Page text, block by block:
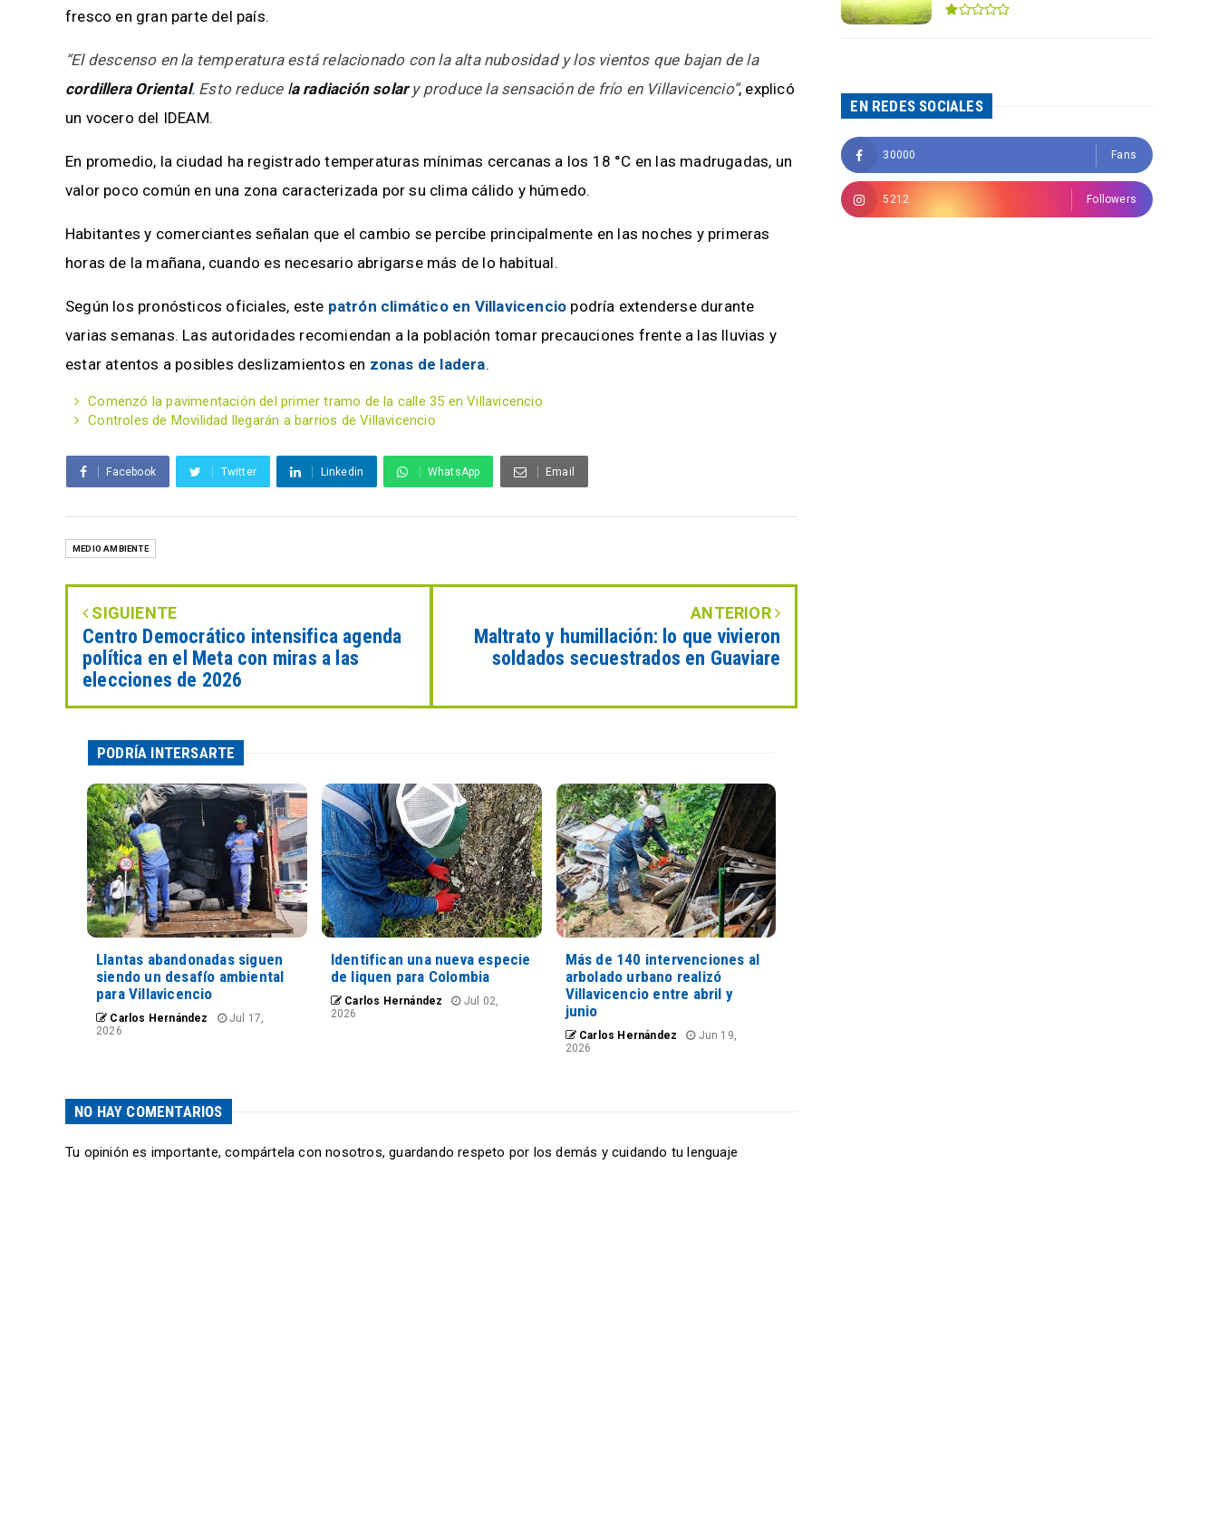
fresco en gran parte del país.
“El descenso en la temperatura está relacionado con la alta nubosidad y los vientos que bajan de la
cordillera Oriental. Esto reduce la radiación solar y produce la sensación de frío en Villavicencio”, explicó
un vocero del IDEAM.
En promedio, la ciudad ha registrado temperaturas mínimas cercanas a los 18 °C en las madrugadas, un
valor poco común en una zona caracterizada por su clima cálido y húmedo.
Habitantes y comerciantes señalan que el cambio se percibe principalmente en las noches y primeras
horas de la mañana, cuando es necesario abrigarse más de lo habitual.
Según los pronósticos oficiales, este patrón climático en Villavicencio podría extenderse durante
varias semanas. Las autoridades recomiendan a la población tomar precauciones frente a las lluvias y
estar atentos a posibles deslizamientos en zonas de ladera.
Comenzó la pavimentación del primer tramo de la calle 35 en Villavicencio
Controles de Movilidad llegarán a barrios de Villavicencio
Facebook Twitter Linkedin WhatsApp Email
MEDIO AMBIENTE
SIGUIENTE
Centro Democrático intensifica agenda
política en el Meta con miras a las
elecciones de 2026
ANTERIOR
Maltrato y humillación: lo que vivieron
soldados secuestrados en Guaviare
PODRÍA INTERSARTE
Llantas abandonadas siguen
siendo un desafío ambiental
para Villavicencio
Carlos Hernández
Jul 17,
2026
Identifican una nueva especie
de liquen para Colombia
Carlos Hernández
Jul 02,
2026
Más de 140 intervenciones al
arbolado urbano realizó
Villavicencio entre abril y
junio
Carlos Hernández
Jun 19,
2026
NO HAY COMENTARIOS
Tu opinión es importante, compártela con nosotros, guardando respeto por los demás y cuidando tu lenguaje
EN REDES SOCIALES
30000 Fans
5212 Followers